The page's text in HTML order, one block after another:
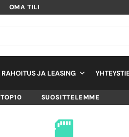
OMA TILI
RAHOITUS JA LEASING
TOP10 SUOSITTELEMME